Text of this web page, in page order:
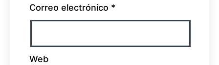
Correo electrónico *
Web